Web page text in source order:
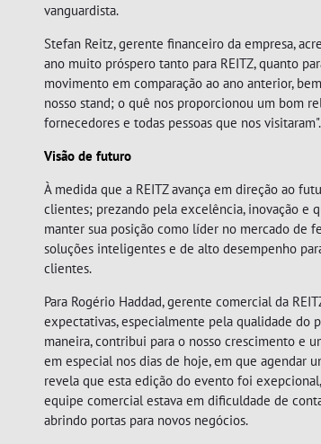
MOTORES
vanguardista.
Stefan Reitz, gerente financeiro da empresa,
ano muito próspero tanto para REITZ, quanto
movimento em comparação ao ano anterior,
nosso stand; o quê nos proporcionou um bom
fornecedores e todas pessoas que nos visitaram".
Visão de futuro
À medida que a REITZ avança em direção ao
clientes; prezando pela excelência, inovação e
manter sua posição como líder no mercado de
soluções inteligentes e de alto desempenho
clientes.
Para Rogério Haddad, gerente comercial da
expectativas, especialmente pela qualidade do
maneira, contribui para o nosso crescimento e
em especial nos dias de hoje, em que agendar
revela que esta edição do evento foi
equipe comercial estava em dificuldade de
abrindo portas para novos negócios.